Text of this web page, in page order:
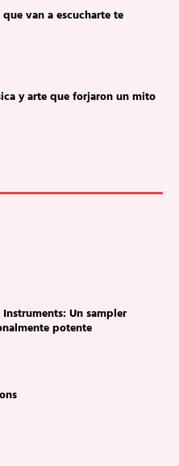
van a escucharte te
y arte que forjaron un mito
Un sampler
potente